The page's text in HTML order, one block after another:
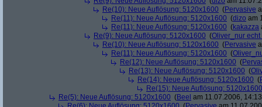
Re(10): Neue Auflösung: 5120x1600 (Pervasive
Re(11): Neue Auflösung: 5120x1600 (dizo am
Re(11): Neue Auflösung: 5120x1600 (kakazza
Re(9): Neue Auflösung: 5120x1600 (Oliver_nur
Re(10): Neue Auflösung: 5120x1600 (Pervasive
Re(11): Neue Auflösung: 5120x1600 (
Re(12): Neue Auflösung: 5120x1600 (
Re(13): Neue Auflösung: 5120x1600 (
Re(14): Neue Auflösung: 5120x1600 (
Re(15): Neue Auflösung: 5120x1600
Re(5): Neue Auflösung: 5120x1600 (Beel am 11.07.2006,